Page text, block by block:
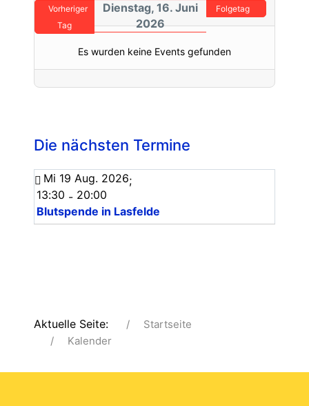
Vorheriger
Tag
Dienstag, 16. Juni
2026
Folgetag
Es wurden keine Events gefunden
Die nächsten Termine
Mi 19 Aug. 2026;
13:30 - 20:00
Blutspende in Lasfelde
Aktuelle Seite:
Startseite
Kalender